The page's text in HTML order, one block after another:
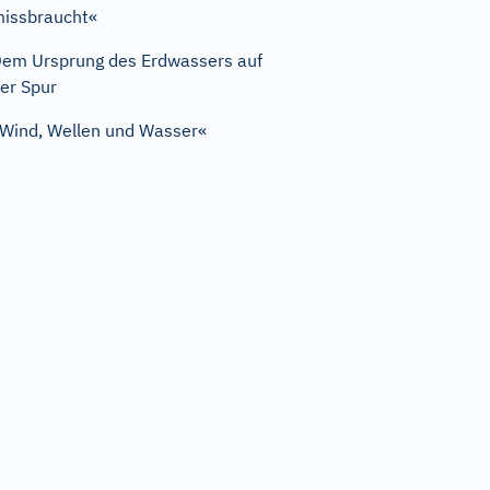
Ursprung des Erdwassers auf
Spur
Wellen und Wasser«